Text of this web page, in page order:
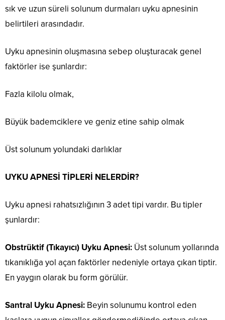
sık ve uzun süreli solunum durmaları uyku apnesinin
belirtileri arasındadır.
Uyku apnesinin oluşmasına sebep oluşturacak genel
faktörler ise şunlardır:
Fazla kilolu olmak,
Büyük bademciklere ve geniz etine sahip olmak
Üst solunum yolundaki darlıklar
UYKU APNESİ TİPLERİ NELERDİR?
Uyku apnesi rahatsızlığının 3 adet tipi vardır. Bu tipler
şunlardır:
Obstrüktif (Tıkayıcı) Uyku Apnesi: Üst solunum yollarında
tıkanıklığa yol açan faktörler nedeniyle ortaya çıkan tiptir.
En yaygın olarak bu form görülür.
Santral Uyku Apnesi: Beyin solunumu kontrol eden